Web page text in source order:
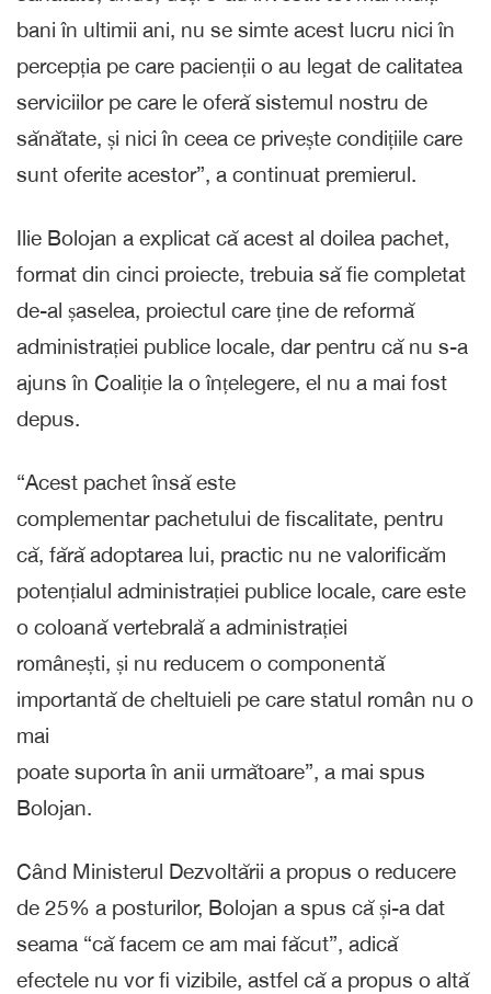
bani în ultimii ani, nu se simte acest lucru nici în
percepția pe care pacienții o au legat de calitatea
serviciilor pe care le oferă sistemul nostru de
sănătate, și nici în ceea ce privește condițiile care
sunt oferite acestor”, a continuat premierul.
Ilie Bolojan a explicat că acest al doilea pachet,
format din cinci proiecte, trebuia să fie completat
de-al șaselea, proiectul care ține de reformă
administrației publice locale, dar pentru că nu s-a
ajuns în Coaliție la o înțelegere, el nu a mai fost
depus.
“Acest pachet însă este
complementar pachetului de fiscalitate, pentru
că, fără adoptarea lui, practic nu ne valorificăm
potențialul administrației publice locale, care este
o coloană vertebrală a administrației
românești, și nu reducem o componentă
importantă de cheltuieli pe care statul român nu o
mai
poate suporta în anii următoare”, a mai spus
Bolojan.
Când Ministerul Dezvoltării a propus o reducere
de 25% a posturilor, Bolojan a spus că și-a dat
seama “că facem ce am mai făcut”, adică
efectele nu vor fi vizibile, astfel că a propus o altă